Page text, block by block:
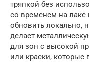
тряпкой без
со временем на лаке
обновить локально,
делает
для зон с высокой
или краски, которые